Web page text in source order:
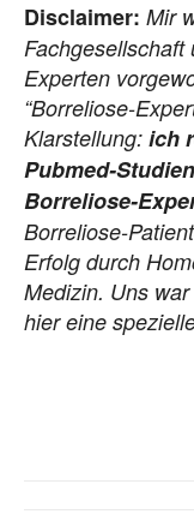
Disclaimer: Mir
Experten
“Borreliose-
Klarstellung: ich
Pubmed-
Borreliose-
Borreliose-
Erfolg durch
Medizin. Uns
hier eine